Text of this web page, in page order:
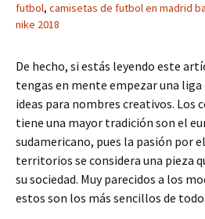
futbol, camisetas de futbol en madrid
nike 2018
De hecho, si estás leyendo este
tengas en mente empezar una
ideas para nombres creativos. Los
tiene una mayor tradición son el
sudamericano, pues la pasión por
territorios se considera una pieza
su sociedad. Muy parecidos a los
estos son los más sencillos de